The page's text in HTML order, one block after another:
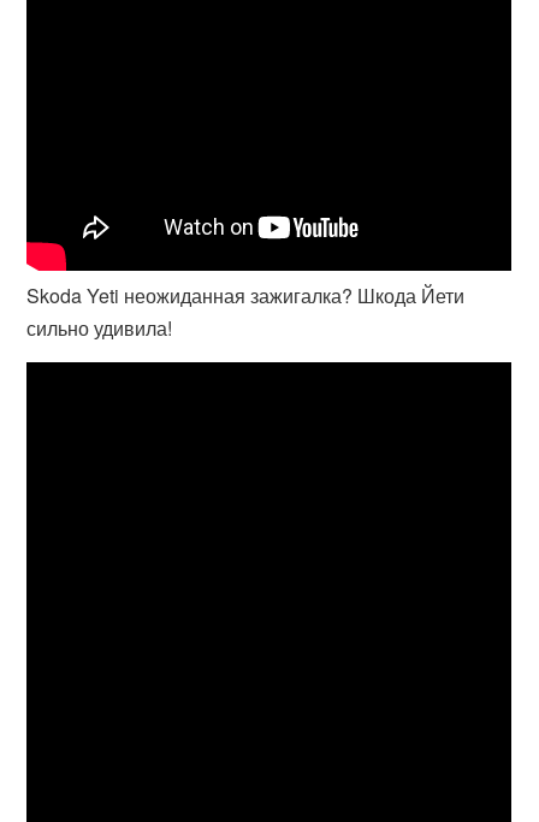
Skoda Yeti неожиданная зажигалка? Шкода Йети
сильно удивила!